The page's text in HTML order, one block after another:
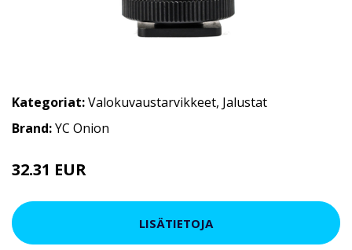
Kategoriat:Valokuvaustarvikkeet, Jalustat
Brand:YC Onion
32.31 EUR
LISÄTIETOJA